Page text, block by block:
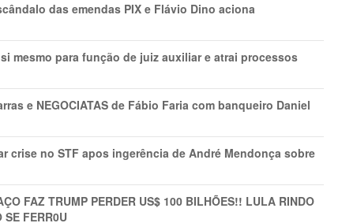
das emendas PIX e Flávio Dino aciona
mesmo para função de juiz auxiliar e atrai processos
e NEGOCIATAS de Fábio Faria com banqueiro Daniel
crise no STF apos ingerência de André Mendonça sobre
FAZ TRUMP PERDER US$ 100 BILHÕES!! LULA RINDO
SE FERR0U